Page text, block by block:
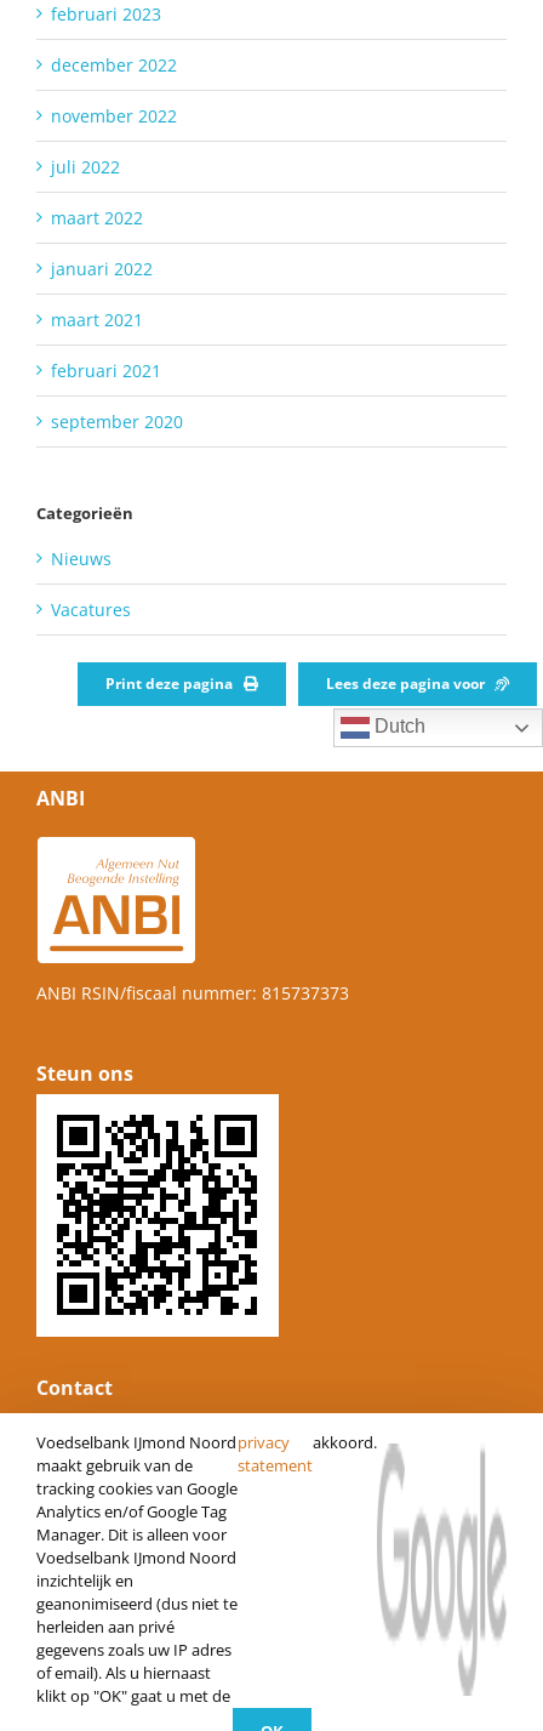
februari 2023
december 2022
november 2022
juli 2022
maart 2022
januari 2022
maart 2021
februari 2021
september 2020
Categorieën
Nieuws
Vacatures
Print deze pagina Lees deze pagina voor
Dutch
ANBI
ANBI RSIN/fiscaal nummer: 815737373
Steun ons
Contact
E-mail:informatie@voedselbankijmond.nl
Website:www.voedselbankijmond.nl
KvK nummer: 34247485
Vestigingsnummer: 000022073280
IBAN: NL06 RABO 0120472686
Loods
Open op donderdag van 10:00 tot 14:00
Kerkbollenveld 54 | 1944 HM Beverwijk
© Copyright 2026 | Alle rechten voorbehouden |
Voedselbank IJmond Noord
maakt gebruik van de
tracking cookies van Google
Analytics en/of Google Tag
Manager. Dit is alleen voor
Voedselbank IJmond Noord
inzichtelijk en
geanonimiseerd (dus niet te
herleiden aan privé
gegevens zoals uw IP adres
of email). Als u hiernaast
klikt op "OK" gaat u met de
privacy
statement
akkoord.